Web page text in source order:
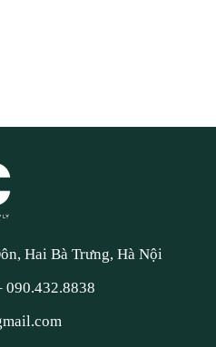
Hai Bà Trưng, Hà Nội
090.432.8838